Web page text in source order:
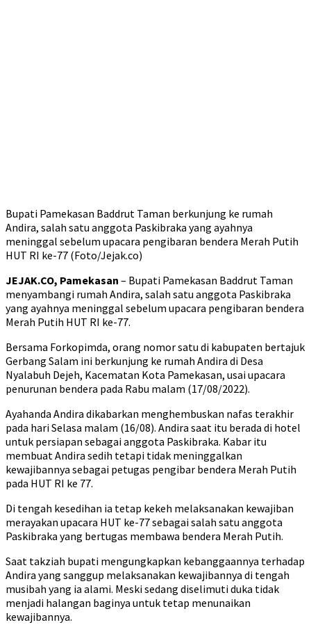
Bupati Pamekasan Baddrut Taman berkunjung ke rumah
Andira, salah satu anggota Paskibraka yang ayahnya
meninggal sebelum upacara pengibaran bendera Merah Putih
HUT RI ke-77 (Foto/Jejak.co)
JEJAK.CO, Pamekasan – Bupati Pamekasan Baddrut Taman
menyambangi rumah Andira, salah satu anggota Paskibraka
yang ayahnya meninggal sebelum upacara pengibaran bendera
Merah Putih HUT RI ke-77.
Bersama Forkopimda, orang nomor satu di kabupaten bertajuk
Gerbang Salam ini berkunjung ke rumah Andira di Desa
Nyalabuh Dejeh, Kacematan Kota Pamekasan, usai upacara
penurunan bendera pada Rabu malam (17/08/2022).
Ayahanda Andira dikabarkan menghembuskan nafas terakhir
pada hari Selasa malam (16/08). Andira saat itu berada di hotel
untuk persiapan sebagai anggota Paskibraka. Kabar itu
membuat Andira sedih tetapi tidak meninggalkan
kewajibannya sebagai petugas pengibar bendera Merah Putih
pada HUT RI ke 77.
Di tengah kesedihan ia tetap kekeh melaksanakan kewajiban
merayakan upacara HUT ke-77 sebagai salah satu anggota
Paskibraka yang bertugas membawa bendera Merah Putih.
Saat takziah bupati mengungkapkan kebanggaannya terhadap
Andira yang sanggup melaksanakan kewajibannya di tengah
musibah yang ia alami. Meski sedang diselimuti duka tidak
menjadi halangan baginya untuk tetap menunaikan
kewajibannya.